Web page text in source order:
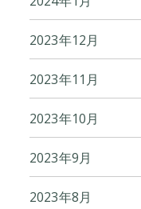
2023年12月
2023年11月
2023年10月
2023年9月
2023年8月